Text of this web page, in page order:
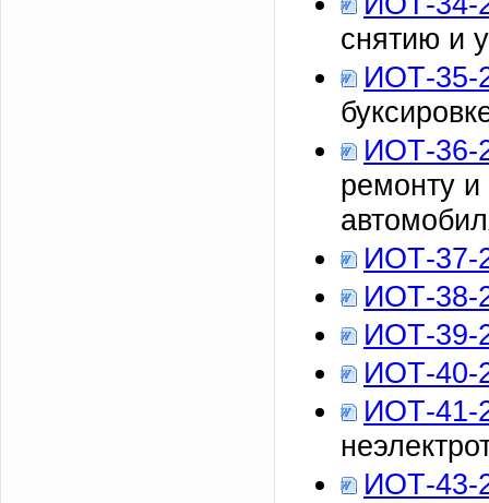
снятию и
ИОТ-35-
ИОТ-36-
ремонту и
ИОТ-37-
ИОТ-38-
ИОТ-39-
ИОТ-40-
ИОТ-41-
ИОТ-43-